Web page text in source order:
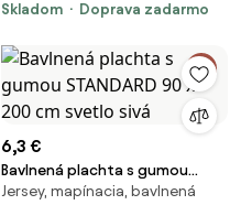
Skladom
Doprava zadarmo
6,3 €
Bavlnená plachta s gumou
STANDARD 90 x 200 cm svetlo
Jersey, mapínacia, bavlnená